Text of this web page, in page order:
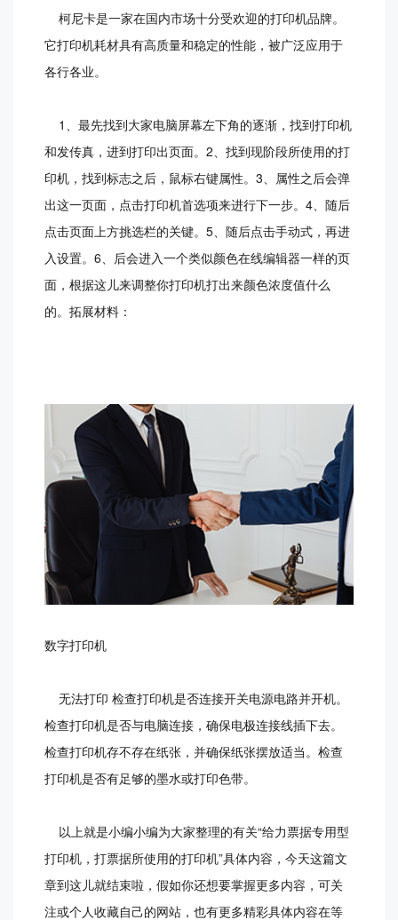
柯尼卡是一家在国内市场十分受欢迎的打印机品牌。
它打印机耗材具有高质量和稳定的性能，被广泛应用于
各行各业。
1、最先找到大家电脑屏幕左下角的逐渐，找到打印机
和发传真，进到打印出页面。2、找到现阶段所使用的打
印机，找到标志之后，鼠标右键属性。3、属性之后会弹
出这一页面，点击打印机首选项来进行下一步。4、随后
点击页面上方挑选栏的关键。5、随后点击手动式，再进
入设置。6、后会进入一个类似颜色在线编辑器一样的页
面，根据这儿来调整你打印机打出来颜色浓度值什么
的。拓展材料：
数字打印机
无法打印 检查打印机是否连接开关电源电路并开机。
检查打印机是否与电脑连接，确保电极连接线插下去。
检查打印机存不存在纸张，并确保纸张摆放适当。检查
打印机是否有足够的墨水或打印色带。
以上就是小编小编为大家整理的有关“给力票据专用型
打印机，打票据所使用的打印机”具体内容，今天这篇文
章到这儿就结束啦，假如你还想要掌握更多内容，可关
注或个人收藏自己的网站，也有更多精彩具体内容在等